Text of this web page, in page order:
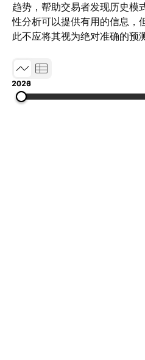
趋势，帮助交易者发现历史模
性分析可以提供有用的信息，
此不应将其视为绝对准确的预
2020
2023
2026